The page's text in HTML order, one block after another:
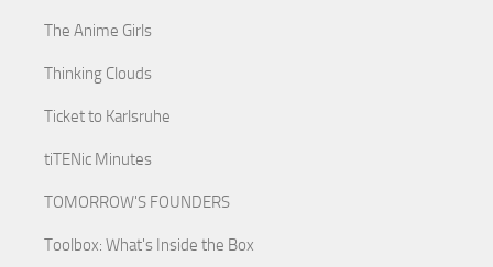
The Anime Girls
Thinking Clouds
Ticket to Karlsruhe
tiTENic Minutes
TOMORROW'S FOUNDERS
Toolbox: What's Inside the Box